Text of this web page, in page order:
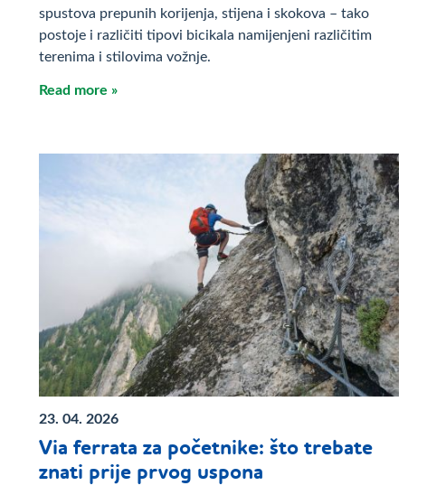
spustova prepunih korijenja, stijena i skokova – tako
postoje i različiti tipovi bicikala namijenjeni različitim
terenima i stilovima vožnje.
Read more »
23. 04. 2026
Via ferrata za početnike: što trebate
znati prije prvog uspona